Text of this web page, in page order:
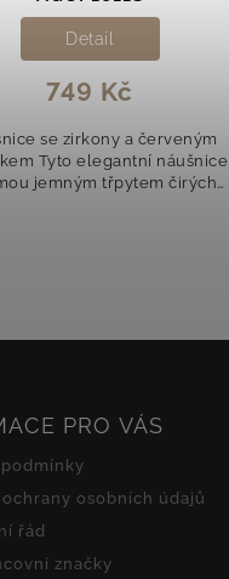
749 Kč
Detail
se zirkony a červeným
Tyto elegantní náušnice
jemným třpytem čirých
PRO VÁS
osobních údajů
řád
značky